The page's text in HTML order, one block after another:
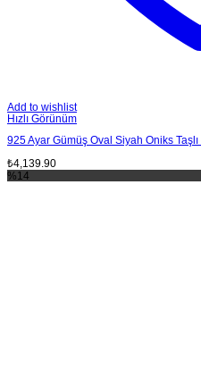
Add to wishlist
Hızlı Görünüm
925 Ayar Gümüş Oval Siyah Oniks
₺4,139.90
%14